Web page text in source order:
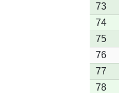
73
74
75
76
77
78